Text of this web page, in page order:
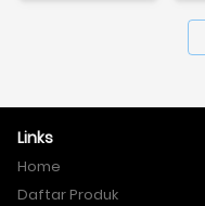
Links
Home
Daftar Produk